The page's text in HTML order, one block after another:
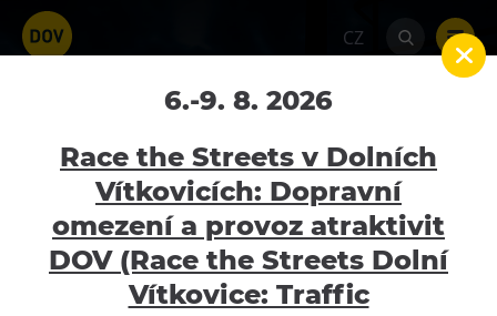
CZ
Velký Svět Techniky
Home Kalendář akcí Velký Svět Techniky
1.7.2026 - 31.8.2026
Atraktivity
Bolt TowerNejbližší akce
6.-9. 8. 2026
Race the Streets v Dolních
Vítkovicích: Dopravní
omezení a provoz atraktivit
DOV (Race the Streets Dolní
Vítkovice: Traffic